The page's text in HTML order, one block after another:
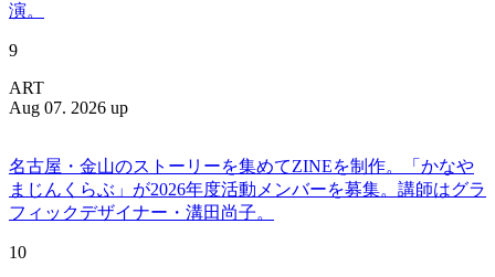
演。
9
ART
Aug 07. 2026 up
名古屋・金山のストーリーを集めてZINEを制作。「かなや
まじんくらぶ」が2026年度活動メンバーを募集。講師はグラ
フィックデザイナー・溝田尚子。
10